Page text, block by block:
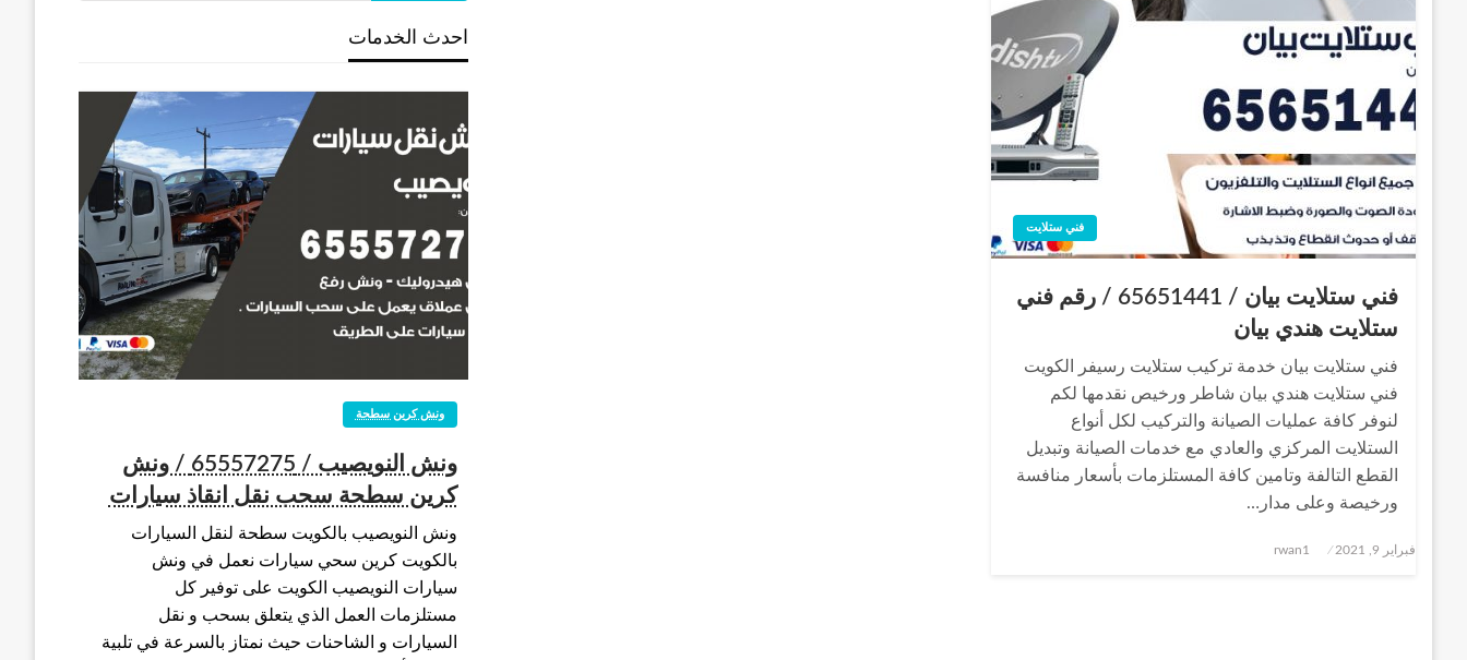
فني ستلايت
فني ستلايت بيان / 65651441 / رقم فني
ستلايت هندي بيان
فني ستلايت بيان خدمة تركيب ستلايت رسيفر الكويت
فني ستلايت هندي بيان شاطر ورخيص نقدمها لكم
لنوفر كافة عمليات الصيانة والتركيب لكل أنواع
الستلايت المركزي والعادي مع خدمات الصيانة وتبديل
القطع التالفة وتامين كافة المستلزمات بأسعار منافسة
ورخيصة وعلى مدار…
نُشر
فبراير 9, 2021 rwan1
احدث الخدمات
ونش كرين سطحة
ونش النويصيب / 65557275 / ونش
كرين سطحة سحب نقل انقاذ سيارات
ونش النويصيب بالكويت سطحة لنقل السيارات
بالكويت كرين سحي سيارات نعمل في ونش
سيارات النويصيب الكويت على توفير كل
مستلزمات العمل الذي يتعلق بسحب و نقل
السيارات و الشاحنات حيث نمتاز بالسرعة في تلبية